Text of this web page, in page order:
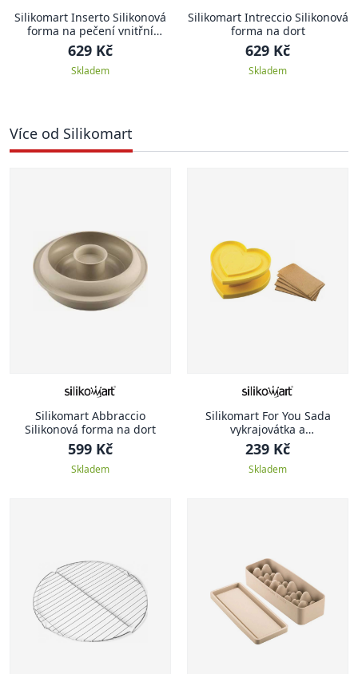
Silikomart Inserto Silikonová
forma na pečení vnitřní
korpusů Multi- Round
629 Kč
Skladem
Silikomart Intreccio Silikonová
forma na dort
629 Kč
Skladem
Více od Silikomart
Silikomart Abbraccio
Silikonová forma na dort
599 Kč
Skladem
Silikomart For You Sada
vykrajovátka a
potravinářských papírků ,
srdce
239 Kč
Skladem